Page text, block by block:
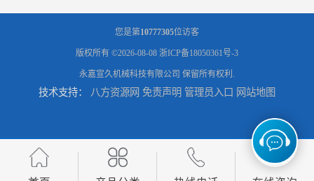
广东管路换向器公司 粉体分路阀 河北气动球阀直供 管道换向器
您是第10777305位访客
版权所有 ©2026-08-08 浙ICP备18050361号-3
永嘉宣久机械科技有限公司 保留所有权利.
技术支持： 八方资源网 免责声明 管理员入口 网站地图